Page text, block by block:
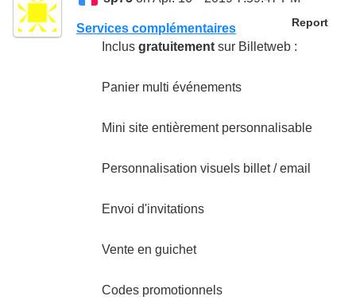
Report
Services complémentaires
Inclus gratuitement sur Billetweb :
Panier multi événements
Mini site entièrement personnalisable
Personnalisation visuels billet / email
Envoi d'invitations
Vente en guichet
Codes promotionnels